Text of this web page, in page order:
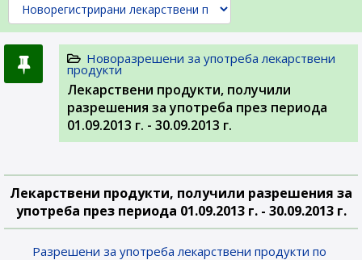
Новоразрешени за употреба лекарствени
продукти
Лекарствени продукти, получили
разрешения за употреба през периода
01.09.2013 г. - 30.09.2013 г.
Лекарствени продукти, получили разрешения за
употреба през периода 01.09.2013 г. - 30.09.2013 г.
Разрешени за употреба лекарствени продукти по